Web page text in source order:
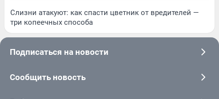
Слизни атакуют: как спасти цветник от вредителей —
три копеечных способа
Подписаться на новости
Сообщить новость